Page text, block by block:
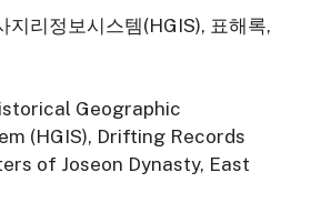
지리정보시스템(HGIS), 표해록,
Geographic
(HGIS), Drifting Records
of Joseon Dynasty, East